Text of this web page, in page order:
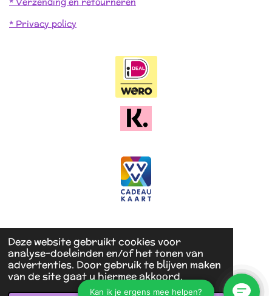
Deze website gebruikt cookies voor
analyse-doeleinden en/of het tonen van
advertenties. Door gebruik te blijven maken
van de site gaat u hiermee akkoord.
* Privacy policy